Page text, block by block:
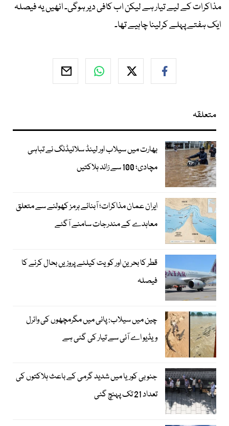
مذاکرات کے لیے تیار ہے لیکن اب کافی دیر ہوگی۔ انھیں یہ فیصلہ
ایک ہفتے پہلے کرلینا چاہیے تھا۔
متعلقہ
بھارت میں سیلاب اور لینڈ سلائیڈنگ نے تباہی
مچادی؛ 100 سے زائد ہلاکتیں
ایران عمان مذاکرات؛ آبنائے ہرمز کھولنے سے متعلق
معاہدے کے مندرجات سامنے آگئے
قطر کا بحرین اور کویت کیلئے پروزیں بحال کرنے کا
فیصلہ
چین میں سیلاب: پانی میں مگرمچھوں کی وائرل
ویڈیو اے آئی سے تیار کی گئی ہے
جنوبی کوریا میں شدید گرمی کے باعث ہلاکتوں کی
تعداد 21 تک پہنچ گئی